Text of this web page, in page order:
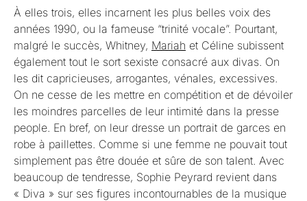
À elles trois, elles incarnent les plus belles voix des
années 1990, ou la fameuse “trinité vocale”. Pourtant,
malgré le succès, Whitney, Mariah et Céline subissent
également tout le sort sexiste consacré aux divas. On
les dit capricieuses, arrogantes, vénales, excessives.
On ne cesse de les mettre en compétition et de dévoiler
les moindres parcelles de leur intimité dans la presse
people. En bref, on leur dresse un portrait de garces en
robe à paillettes. Comme si une femme ne pouvait tout
simplement pas être douée et sûre de son talent. Avec
beaucoup de tendresse, Sophie Peyrard revient dans
« Diva » sur ses figures incontournables de la musique